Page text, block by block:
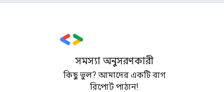
সমস্যা অনুসরণকারী
কিছু ভুল? আমাদের একটি বাগ
রিপোর্ট পাঠান!